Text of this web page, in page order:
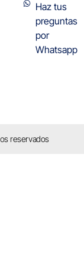
Haz tus
preguntas
por
Whatsapp
reservados